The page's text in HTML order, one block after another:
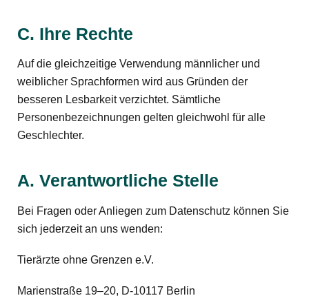
C. Ihre Rechte
Auf die gleichzeitige Verwendung männlicher und
weiblicher Sprachformen wird aus Gründen der
besseren Lesbarkeit verzichtet. Sämtliche
Personenbezeichnungen gelten gleichwohl für alle
Geschlechter.
A. Verantwortliche Stelle
Bei Fragen oder Anliegen zum Datenschutz können Sie
sich jederzeit an uns wenden:
Tierärzte ohne Grenzen e.V.
Marienstraße 19–20, D-10117 Berlin